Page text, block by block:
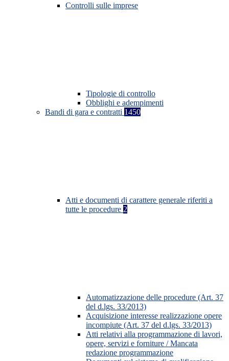
Controlli sulle imprese
Tipologie di controllo
Obblighi e adempimenti
Bandi di gara e contratti 1450
Atti e documenti di carattere generale riferiti a
tutte le procedure 2
Automatizzazione delle procedure (Art. 37
del d.lgs. 33/2013)
Acquisizione interesse realizzazione opere
incompiute (Art. 37 del d.lgs. 33/2013)
Atti relativi alla programmazione di lavori,
opere, servizi e forniture / Mancata
redazione programmazione